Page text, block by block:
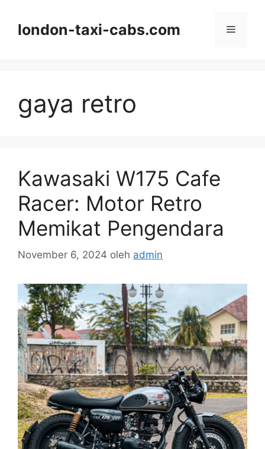
london-taxi-cabs.com Menu
gaya retro
Kawasaki W175 Cafe
Racer: Motor Retro
Memikat Pengendara
November 6, 2024 oleh admin